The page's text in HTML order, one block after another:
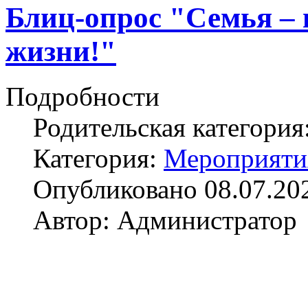
Блиц-опрос "Семья –
жизни!"
Подробности
Родительская
Категория:
Опубликовано
Автор: Администратор